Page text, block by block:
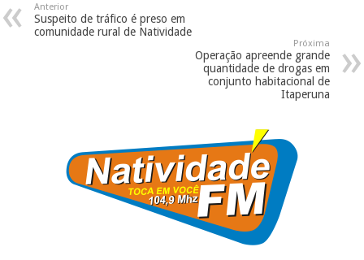
Anterior
Suspeito de tráfico é preso em
comunidade rural de Natividade
Próxima
Operação apreende grande
quantidade de drogas em
conjunto habitacional de
Itaperuna